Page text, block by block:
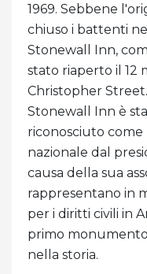
1969. Sebbene
chiuso i battenti
Stonewall Inn,
stato riaperto il 12
Christopher
Stonewall Inn è
riconosciuto
nazionale dal
causa della sua
rappresentano in
per i diritti civili in
primo
nella storia.